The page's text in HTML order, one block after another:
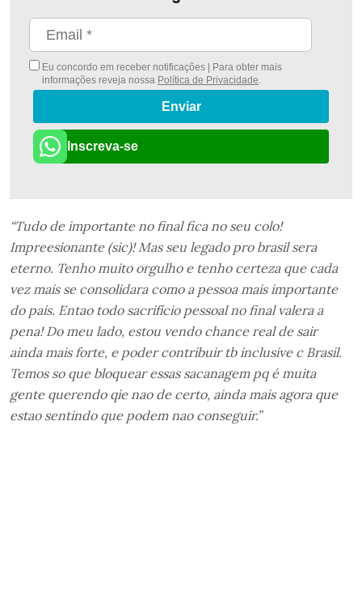
Eu concordo em receber notificações | Para obter mais
informações reveja nossa Política de Privacidade.
Enviar
Inscreva-se
“Tudo de importante no final fica no seu colo!
Impreesionante (sic)! Mas seu legado pro brasil sera
eterno. Tenho muito orgulho e tenho certeza que cada
vez mais se consolidara como a pessoa mais importante
do país. Entao todo sacrifício pessoal no final valera a
pena! Do meu lado, estou vendo chance real de sair
ainda mais forte, e poder contribuir tb inclusive c Brasil.
Temos so que bloquear essas sacanagem pq é muita
gente querendo qie nao de certo, ainda mais agora que
estao sentindo que podem nao conseguir.”